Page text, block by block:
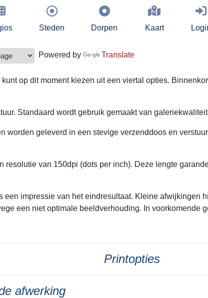
Steden Dorpen Kaart
Powered by Translate
op dit moment kiezen uit een viertal opties.
Standaard wordt gebruik gemaakt van
geleverd in een stevige verzenddoos en
van 150dpi (dots per inch). Deze lengte
impressie van het eindresultaat. Kleine afwijkingen
een niet optimale beeldverhouding. In voorkomende
Printopties
afwerking